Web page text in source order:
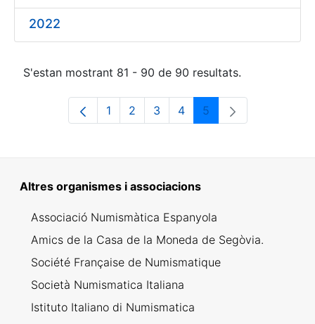
2022
S'estan mostrant 81 - 90 de 90 resultats.
Pàgina
1 Pàgina
2 Pàgina
3 Pàgina
4 Pàgina
5
Altres organismes i associacions
Associació Numismàtica Espanyola
Amics de la Casa de la Moneda de Segòvia.
Société Française de Numismatique
Società Numismatica Italiana
Istituto Italiano di Numismatica